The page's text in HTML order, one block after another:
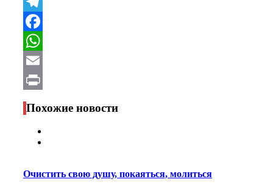
Telegram
Facebook
WhatsApp
Email
Print
Похожие новости
Очистить свою душу, покаяться, молиться